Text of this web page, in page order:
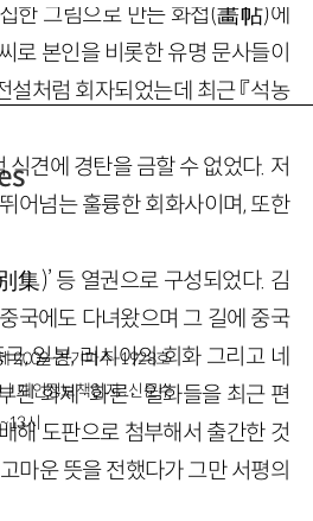
한 그림으로 만든 화첩(畵帖)에
로 본인을 비롯한 유명 문사들이
처럼 회자되었는데 최근 『석농
견에 경탄을 금할 수 없었다. 저
어넘는 훌륭한 회화사이며, 또한
集)’ 등 열권으로 구성되었다. 김
국에도 다녀왔으며 그 길에 중국
, 일본, 러시아의 회화 그리고 네
된 화제·화론·일화들을 최근 편
해 도판으로 첨부해서 출간한 것
마운 뜻을 전했다가 그만 서평의
2009-경기파주-1928호
ㅣ개인정보책임자 : 신문수
시